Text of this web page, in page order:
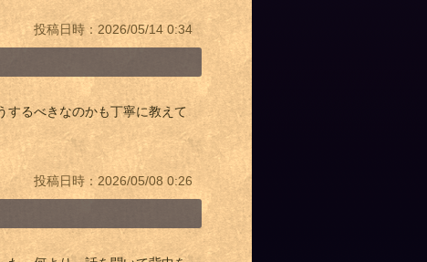
投稿日時：2026/05/14 0:34
するべきなのかも丁寧に教えて
投稿日時：2026/05/08 0:26